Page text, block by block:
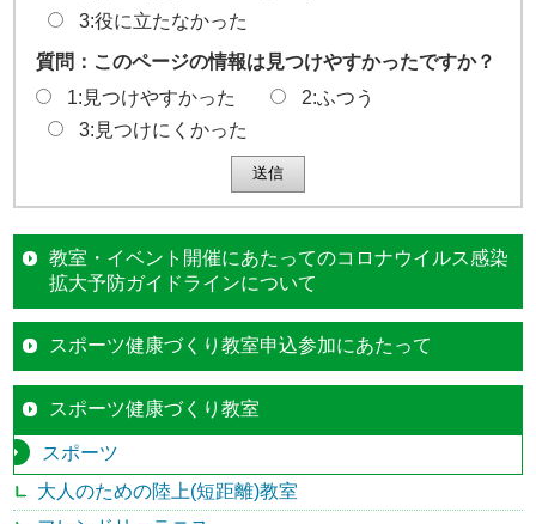
3:役に立たなかった
質問：このページの情報は見つけやすかったですか？
1:見つけやすかった
2:ふつう
3:見つけにくかった
教室・イベント開催にあたってのコロナウイルス感染
拡大予防ガイドラインについて
スポーツ健康づくり教室申込参加にあたって
スポーツ健康づくり教室
スポーツ
大人のための陸上(短距離)教室